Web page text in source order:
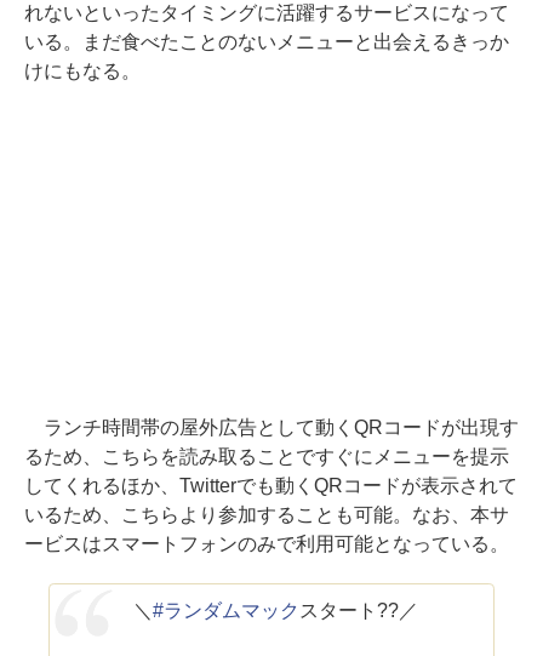
れないといったタイミングに活躍するサービスになって
いる。まだ食べたことのないメニューと出会えるきっか
けにもなる。
ランチ時間帯の屋外広告として動くQRコードが出現す
るため、こちらを読み取ることですぐにメニューを提示
してくれるほか、Twitterでも動くQRコードが表示されて
いるため、こちらより参加することも可能。なお、本サ
ービスはスマートフォンのみで利用可能となっている。
＼#ランダムマック スタート??／